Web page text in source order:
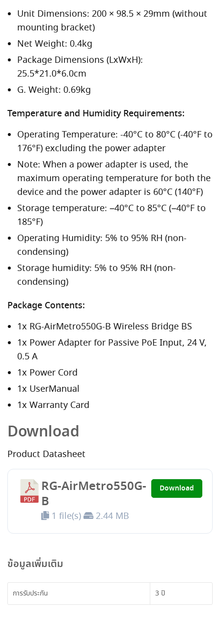
Unit Dimensions: 200 × 98.5 × 29mm (without
mounting bracket)
Net Weight: 0.4kg
Package Dimensions (LxWxH):
25.5*21.0*6.0cm
G. Weight: 0.69kg
Temperature and Humidity Requirements:
Operating Temperature: -40°C to 80°C (-40°F to
176°F) excluding the power adapter
Note: When a power adapter is used, the
maximum operating temperature for both the
device and the power adapter is 60°C (140°F)
Storage temperature: –40°C to 85°C (–40°F to
185°F)
Operating Humidity: 5% to 95% RH (non-
condensing)
Storage humidity: 5% to 95% RH (non-
condensing)
Package Contents:
1x RG-AirMetro550G-B Wireless Bridge BS
1x Power Adapter for Passive PoE Input, 24 V,
0.5 A
1x Power Cord
1x UserManual
1x Warranty Card
Download
Product Datasheet
RG-AirMetro550G-
B
1 file(s) 2.44 MB
Download
ข้อมูลเพิ่มเติม
การรับประกัน 3 ปี